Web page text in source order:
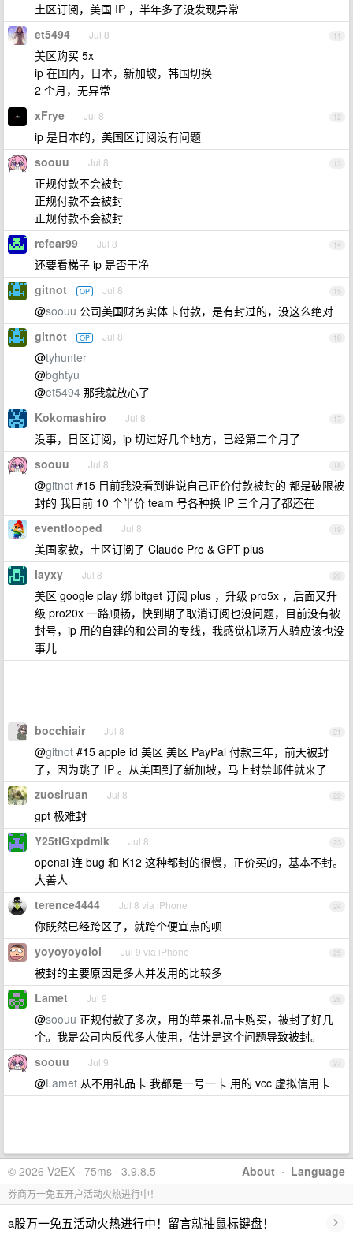
土区订阅，美国 IP ，半年多了没发现异常
11
et5494 Jul 8
美区购买 5x
ip 在国内，日本，新加坡，韩国切换
2 个月，无异常
12
xFrye Jul 8
ip 是日本的，美国区订阅没有问题
13
soouu Jul 8
正规付款不会被封
正规付款不会被封
正规付款不会被封
14
refear99 Jul 8
还要看梯子 ip 是否干净
15
gitnot OP Jul 8
@soouu 公司美国财务实体卡付款，是有封过的，没这么绝对
16
gitnot OP Jul 8
@tyhunter
@bghtyu
@et5494 那我就放心了
17
Kokomashiro Jul 8
没事，日区订阅，ip 切过好几个地方，已经第二个月了
18
soouu Jul 8
@gitnot #15 目前我没看到谁说自己正价付款被封的 都是破限被
封的 我目前 10 个半价 team 号各种换 IP 三个月了都还在
19
eventlooped Jul 8
美国家款，土区订阅了 Claude Pro & GPT plus
20
layxy Jul 8
美区 google play 绑 bitget 订阅 plus ，升级 pro5x ，后面又升
级 pro20x 一路顺畅，快到期了取消订阅也没问题，目前没有被
封号，ip 用的自建的和公司的专线，我感觉机场万人骑应该也没
事儿
21
bocchiair Jul 8
@gitnot #15 apple id 美区 美区 PayPal 付款三年，前天被封
了，因为跳了 IP 。从美国到了新加坡，马上封禁邮件就来了
22
zuosiruan Jul 8
gpt 极难封
23
Y25tIGxpdmlk Jul 8
openai 连 bug 和 K12 这种都封的很慢，正价买的，基本不封。
大善人
24
terence4444 Jul 8 via iPhone
你既然已经跨区了，就跨个便宜点的呗
25
yoyoyoyolol Jul 9 via iPhone
被封的主要原因是多人并发用的比较多
26
Lamet Jul 9
@soouu 正规付款了多次，用的苹果礼品卡购买，被封了好几
个。我是公司内反代多人使用，估计是这个问题导致被封。
27
soouu Jul 9
@Lamet 从不用礼品卡 我都是一号一卡 用的 vcc 虚拟信用卡
About · Language
© 2026 V2EX · 75ms · 3.9.8.5
券商万一免五开户活动火热进行中！
a股万一免五活动火热进行中！留言就抽鼠标键盘！ ›